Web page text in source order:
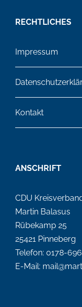
RECHTLICHES
Impressum
Kontakt
ANSCHRIFT
CDU
Martin Balasus
Rübekamp 25
25421 Pinneberg
Telefon: 0178-
E-Mail: